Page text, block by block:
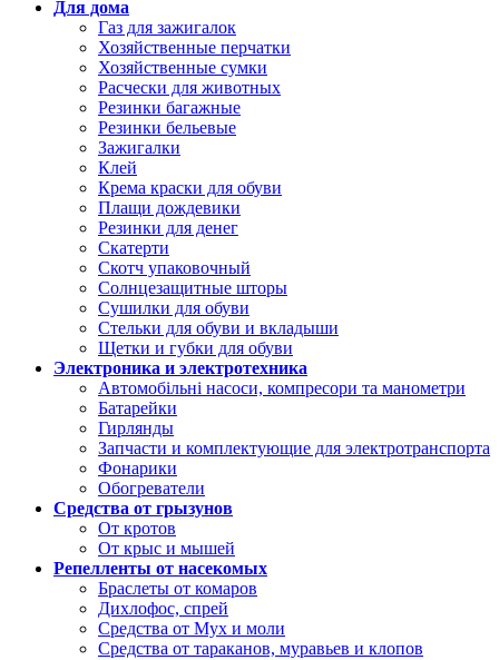
Для дома
Газ для зажигалок
Хозяйственные перчатки
Хозяйственные сумки
Расчески для животных
Резинки багажные
Резинки бельевые
Зажигалки
Клей
Крема краски для обуви
Плащи дождевики
Резинки для денег
Скатерти
Скотч упаковочный
Солнцезащитные шторы
Сушилки для обуви
Стельки для обуви и вкладыши
Щетки и губки для обуви
Электроника и электротехника
Автомобільні насоси, компресори та манометри
Батарейки
Гирлянды
Запчасти и комплектующие для электротранспорта
Фонарики
Обогреватели
Средства от грызунов
От кротов
От крыс и мышей
Репелленты от насекомых
Браслеты от комаров
Дихлофос, спрей
Средства от Мух и моли
Средства от тараканов, муравьев и клопов